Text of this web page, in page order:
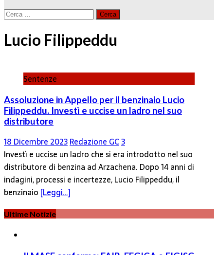
Ricerca
Lucio Filippeddu
Sentenze
Assoluzione in Appello per il benzinaio Lucio
Filippeddu. Investì e uccise un ladro nel suo
distributore
18 Dicembre 2023Redazione GC3
Investì e uccise un ladro che si era introdotto nel suo
distributore di benzina ad Arzachena. Dopo 14 anni di
indagini, processi e incertezze, Lucio Filippeddu, il
benzinaio [Leggi…]
Ultime Notizie